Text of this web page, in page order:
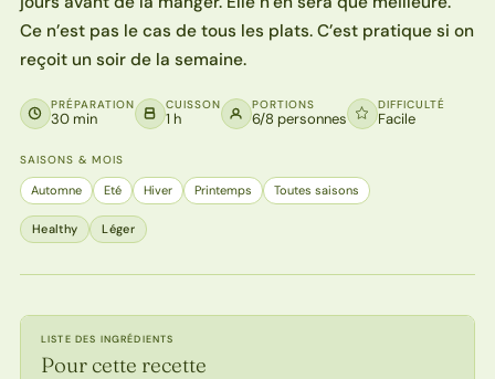
Ce n’est pas le cas de tous les plats. C’est pratique si on
reçoit un soir de la semaine.
PRÉPARATION
30 min
CUISSON
1 h
PORTIONS
6/8 personnes
DIFFICULTÉ
Facile
SAISONS & MOIS
Automne Eté Hiver Printemps Toutes saisons
Healthy Léger
LISTE DES INGRÉDIENTS
Pour cette recette